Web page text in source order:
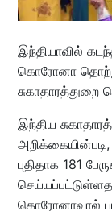
இந்தியாவில்
கொரோனா
சுகாதாரத்துறை
இந்திய
புதிதாக 181
கொரோனாவால்